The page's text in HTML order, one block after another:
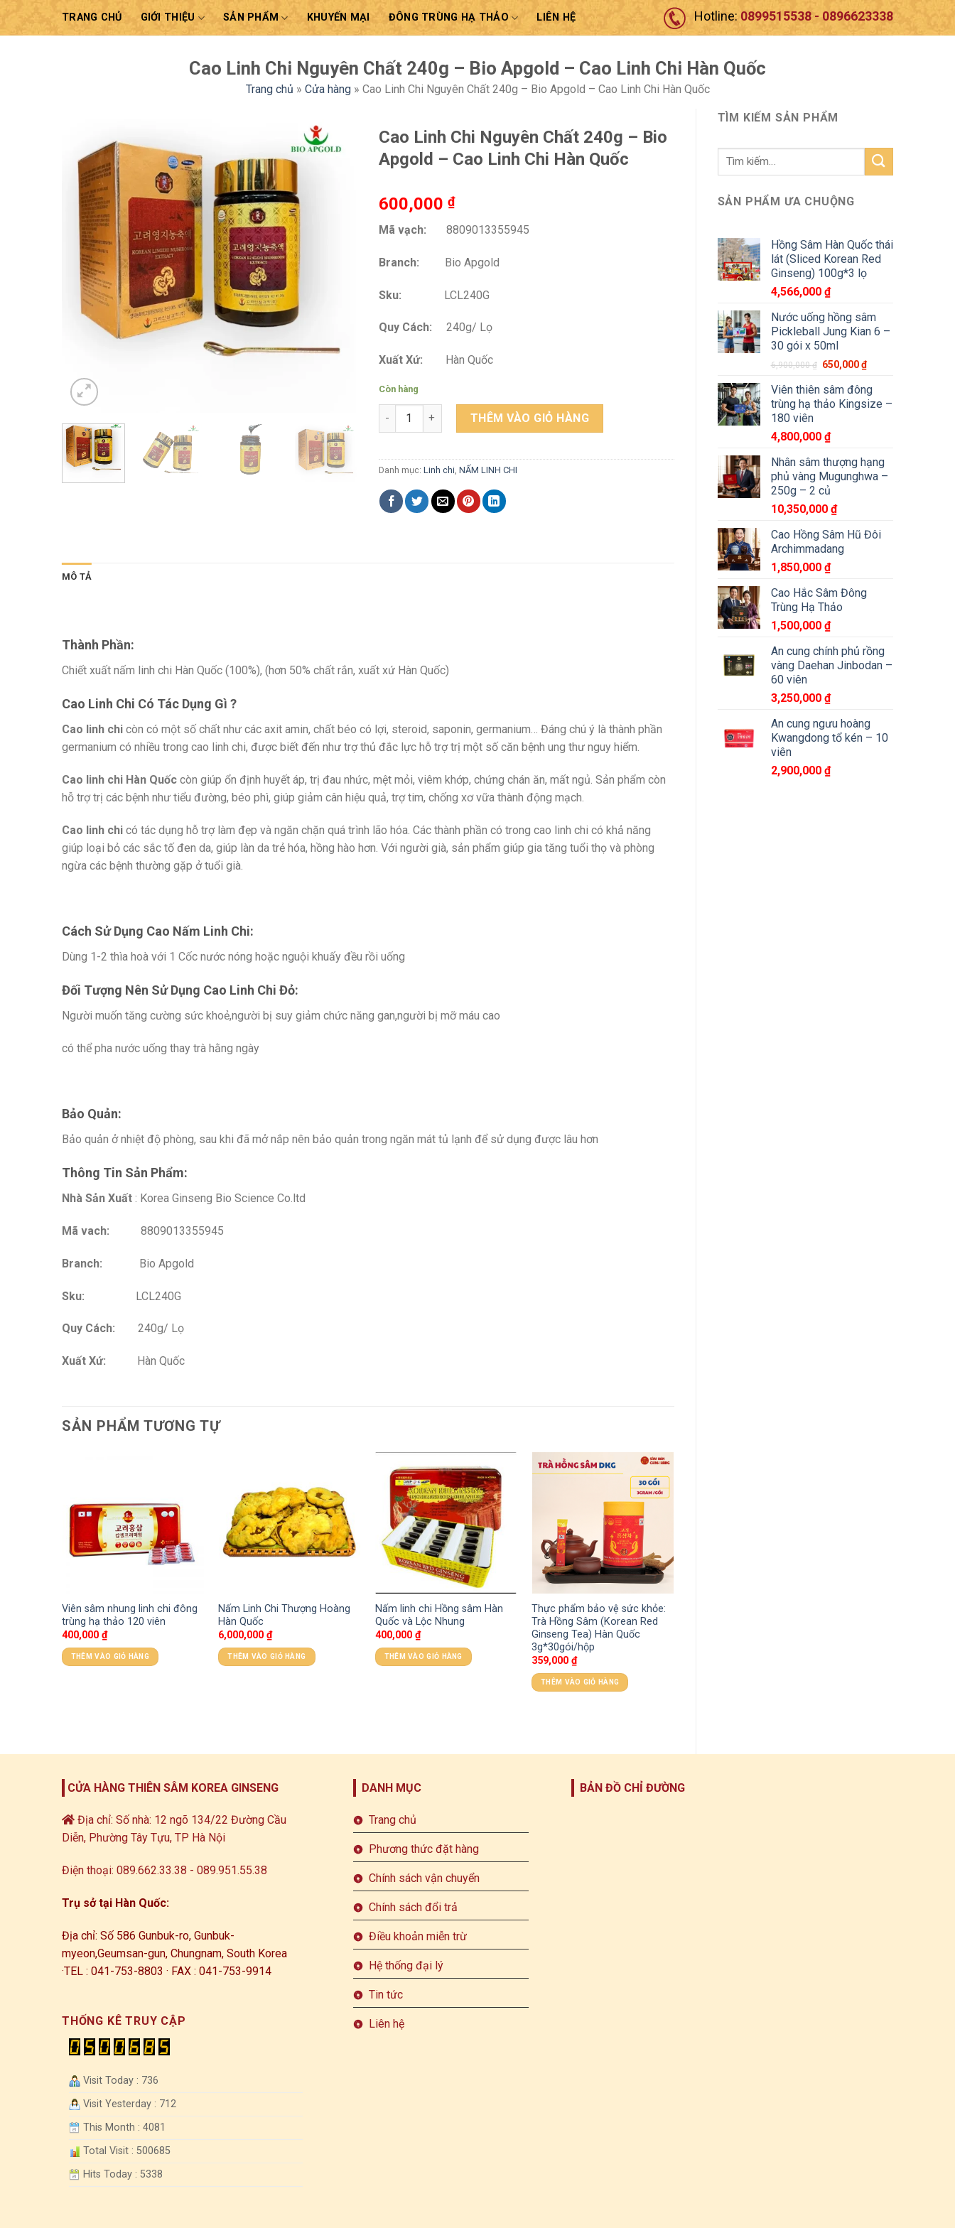
Skip
TRANG CHỦ GIỚI THIỆU SẢN PHẨM KHUYẾN MẠI ĐÔNG TRÙNG HẠ THẢO LIÊN HỆ Hotline: 0899515538 - 0896623338
Cao Linh Chi Nguyên Chất 240g – Bio Apgold – Cao Linh Chi Hàn Quốc
Trang chủ » Cửa hàng» Cao Linh Chi Nguyên Chất 240g – Bio Apgold – Cao Linh Chi Hàn Quốc
TÌM KIẾM SẢN PHẨM
Tìm
SẢN PHẨM ƯA CHUỘNG
Hồng Sâm Hàn Quốc thái
lát (Sliced Korean Red
Ginseng) 100g*3 lọ
4,566,000 ₫
Nước uống hồng sâm
Pickleball Jung Kian 6 –
30 gói x 50ml
6,900,000₫ 650,000₫
Viên thiên sâm đông
trùng hạ thảo Kingsize –
180 viên
4,800,000 ₫
Nhân sâm thượng hạng
phủ vàng Mugunghwa –
250g – 2 củ
10,350,000 ₫
Cao Hồng Sâm Hũ Đôi
Archimmadang
1,850,000 ₫
Cao Hắc Sâm Đông
Trùng Hạ Thảo
1,500,000 ₫
An cung chính phủ rồng
vàng Daehan Jinbodan –
60 viên
3,250,000 ₫
An cung ngưu hoàng
Kwangdong tổ kén – 10
viên
2,900,000 ₫
Cao Linh Chi Nguyên Chất 240g – Bio
Apgold – Cao Linh Chi Hàn Quốc
600,000 ₫
Mã vạch: 8809013355945
Branch: Bio Apgold
Sku: LCL240G
Quy Cách: 240g/ Lọ
Xuất Xứ: Hàn Quốc
Còn hàng
Cao Linh Chi Nguyên Chất 240g - Bio Apgold - Cao Linh Chi Hàn Quốc số lượng
THÊM VÀO GIỎ HÀNG
Danh mục: Linh chi NẤM LINH CHI
MÔ TẢ
Thành Phần:
Chiết xuất nấm linh chi Hàn Quốc (100%), (hơn 50% chất rắn, xuất xứ Hàn Quốc)
Cao Linh Chi Có Tác Dụng Gì ?
Cao linh chi còn có một số chất như các axit amin, chất béo có lợi, steroid, saponin, germanium… Đáng chú ý là thành phần
germanium có nhiều trong cao linh chi, được biết đến như trợ thủ đắc lực hỗ trợ trị một số căn bệnh ung thư nguy hiểm.
Cao linh chi Hàn Quốc còn giúp ổn định huyết áp, trị đau nhức, mệt mỏi, viêm khớp, chứng chán ăn, mất ngủ. Sản phẩm còn
hỗ trợ trị các bệnh như tiểu đường, béo phì, giúp giảm cân hiệu quả, trợ tim, chống xơ vữa thành động mạch.
Cao linh chi có tác dụng hỗ trợ làm đẹp và ngăn chặn quá trình lão hóa. Các thành phần có trong cao linh chi có khả năng
giúp loại bỏ các sắc tố đen da, giúp làn da trẻ hóa, hồng hào hơn. Với người già, sản phẩm giúp gia tăng tuổi thọ và phòng
ngừa các bệnh thường gặp ở tuổi già.
Cách Sử Dụng Cao Nấm Linh Chi:
Dùng 1-2 thìa hoà với 1 Cốc nước nóng hoặc nguội khuấy đều rồi uống
Đối Tượng Nên Sử Dụng Cao Linh Chi Đỏ:
Người muốn tăng cường sức khoẻ,người bị suy giảm chức năng gan,người bị mỡ máu cao
có thể pha nước uống thay trà hằng ngày
Bảo Quản:
Bảo quản ở nhiệt độ phòng, sau khi đã mở nắp nên bảo quản trong ngăn mát tủ lạnh để sử dụng được lâu hơn
Thông Tin Sản Phẩm:
Nhà Sản Xuất : Korea Ginseng Bio Science Co.ltd
Mã vach: 8809013355945
Branch: Bio Apgold
Sku: LCL240G
Quy Cách: 240g/ Lọ
Xuất Xứ: Hàn Quốc
SẢN PHẨM TƯƠNG TỰ
Viên sâm nhung linh chi đông
trùng hạ thảo 120 viên
400,000 ₫
THÊM VÀO GIỎ HÀNG
Nấm Linh Chi Thượng Hoàng
Hàn Quốc
6,000,000₫
THÊM VÀO GIỎ HÀNG
Nấm linh chi Hồng sâm Hàn
Quốc và Lộc Nhung
400,000 ₫
THÊM VÀO GIỎ HÀNG
Thực phẩm bảo vệ sức khỏe:
Trà Hồng Sâm (Korean Red
Ginseng Tea) Hàn Quốc
3g*30gói/hộp
359,000 ₫
THÊM VÀO GIỎ HÀNG
CỬA HÀNG THIÊN SÂM KOREA GINSENG
Địa chỉ: Số nhà: 12 ngõ 134/22 Đường Cầu
Diễn, Phường Tây Tựu, TP Hà Nội
Điện thoại: 089.662.33.38 - 089.951.55.38
Trụ sở tại Hàn Quốc:
Địa chỉ: Số 586 Gunbuk-ro, Gunbuk-
myeon,Geumsan-gun, Chungnam, South Korea
·TEL : 041-753-8803 · FAX : 041-753-9914
THỐNG KÊ TRUY CẬP
Visit Today : 736
Visit Yesterday : 712
This Month : 4081
Total Visit : 500685
Hits Today : 5338
DANH MỤC
Trang chủ
Phương thức đặt hàng
Chính sách vận chuyển
Chính sách đổi trả
Điều khoản miễn trừ
Hệ thống đại lý
Tin tức
Liên hệ
BẢN ĐỒ CHỈ ĐƯỜNG